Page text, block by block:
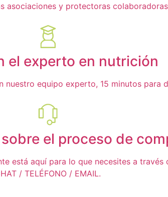
asociaciones y protectoras
el experto en nutrición
equipo experto, 15 minutos para
el proceso de
está aquí para lo que necesites a través
/ TELÉFONO / EMAIL.